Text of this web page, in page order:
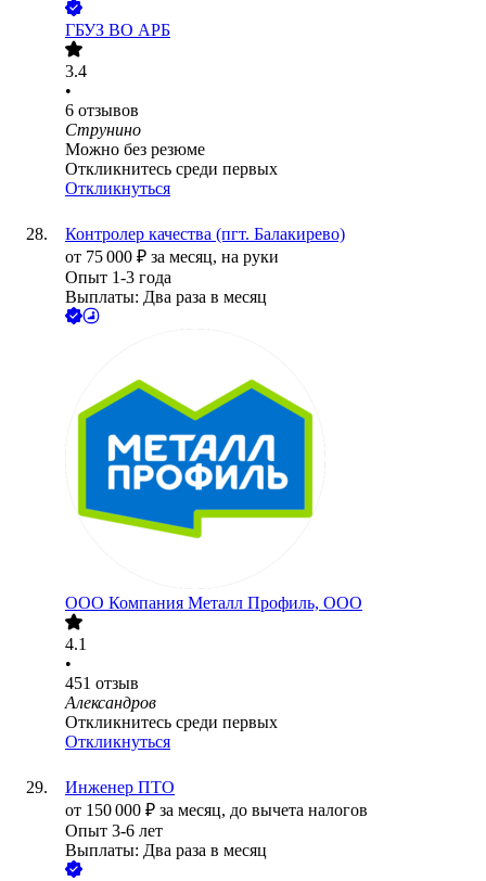
ГБУЗ ВО АРБ
3.4
•
6 отзывов
Струнино
Можно без резюме
Откликнитесь среди первых
Откликнуться
Контролер качества (пгт. Балакирево)
от 75 000 ₽ за месяц, на руки
Опыт 1-3 года
Выплаты: Два раза в месяц
ООО Компания Металл Профиль, OOO
4.1
•
451 отзыв
Александров
Откликнитесь среди первых
Откликнуться
Инженер ПТО
от 150 000 ₽ за месяц, до вычета налогов
Опыт 3-6 лет
Выплаты: Два раза в месяц